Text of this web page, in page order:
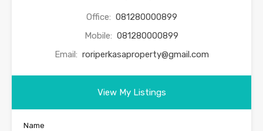
Office: 081280000899
Mobile: 081280000899
Email: roriperkasaproperty@gmail.com
View My Listings
Name